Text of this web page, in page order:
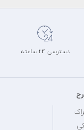
دسترسی 24 ساعته